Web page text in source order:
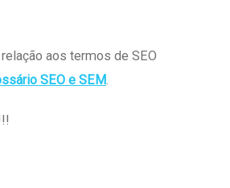
aos termos de SEO
SEO e SEM.